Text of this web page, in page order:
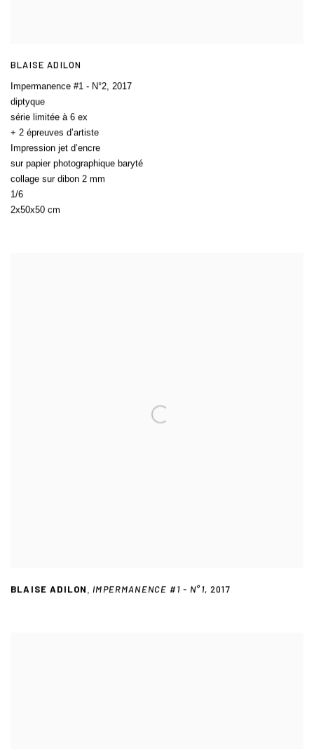
BLAISE ADILON
Impermanence #1 - N°2, 2017
diptyque
série limitée à 6 ex
+ 2 épreuves d’artiste
Impression jet d’encre
sur papier photographique baryté
collage sur dibon 2 mm
1/6
2x50x50 cm
BLAISE ADILON ,IMPERMANENCE #1 - N°1,2017